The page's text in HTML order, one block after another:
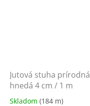
Jutová stuha prírodná
hnedá 4 cm / 1 m
Skladom (184 m)